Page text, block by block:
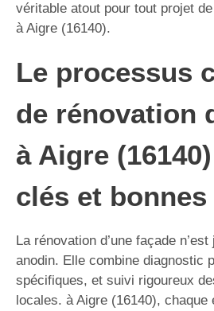
véritable atout pour tout projet
à Aigre (16140).
Le processus
de rénovation
à Aigre
clés et
La rénovation d’une façade
anodin. Elle combine diagnostic
spécifiques, et suivi rigoureux
locales. à Aigre (16140),